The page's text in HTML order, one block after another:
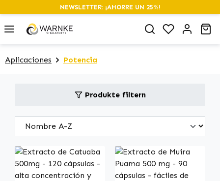
springen
NEWSLETTER: ¡AHORRE UN 25%!
Du hast 0
Aplicaciones Potencia
Produkte filtern